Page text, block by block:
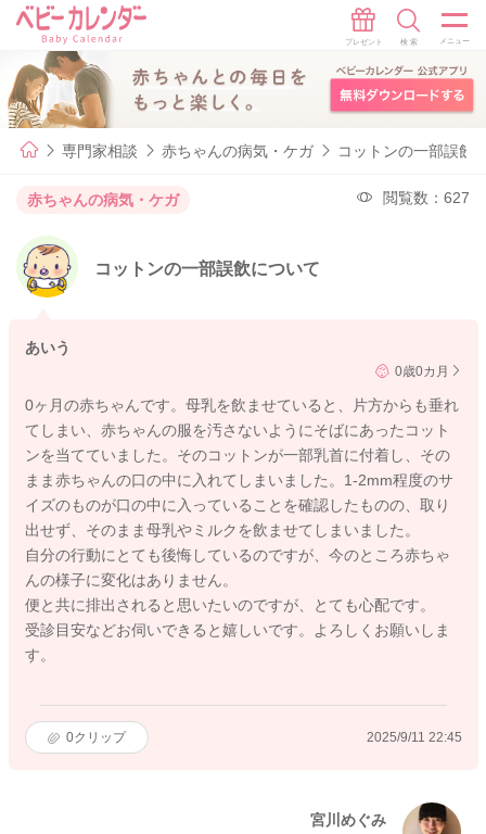
専門家相談 赤ちゃんの病気・ケガ コットンの一部誤飲
赤ちゃんの病気・ケガ 閲覧数：627
コットンの一部誤飲について
あいう
0歳0カ月
0ヶ月の赤ちゃんです。母乳を飲ませていると、片方からも垂れ
てしまい、赤ちゃんの服を汚さないようにそばにあったコット
ンを当てていました。そのコットンが一部乳首に付着し、その
まま赤ちゃんの口の中に入れてしまいました。1-2mm程度のサ
イズのものが口の中に入っていることを確認したものの、取り
出せず、そのまま母乳やミルクを飲ませてしまいました。
自分の行動にとても後悔しているのですが、今のところ赤ちゃ
んの様子に変化はありません。
便と共に排出されると思いたいのですが、とても心配です。
受診目安などお伺いできると嬉しいです。よろしくお願いしま
す。
0クリップ 2025/9/11 22:45
宮川めぐみ